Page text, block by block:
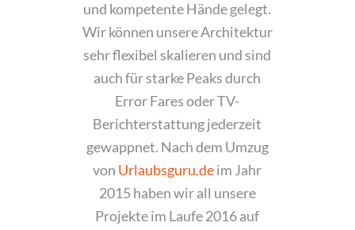
und kompetente Hände gelegt.
Wir können unsere Architektur
sehr flexibel skalieren und sind
auch für starke Peaks durch
Error Fares oder TV-
Berichterstattung jederzeit
gewappnet. Nach dem Umzug
von Urlaubsguru.deim Jahr
2015 haben wir all unsere
Projekte im Laufe 2016 auf